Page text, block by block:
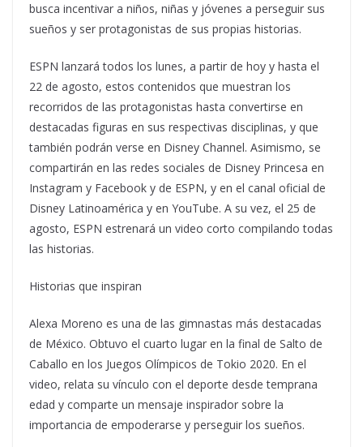
busca incentivar a niños, niñas y jóvenes a perseguir sus
sueños y ser protagonistas de sus propias historias.
ESPN lanzará todos los lunes, a partir de hoy y hasta el
22 de agosto, estos contenidos que muestran los
recorridos de las protagonistas hasta convertirse en
destacadas figuras en sus respectivas disciplinas, y que
también podrán verse en Disney Channel. Asimismo, se
compartirán en las redes sociales de Disney Princesa en
Instagram y Facebook y de ESPN, y en el canal oficial de
Disney Latinoamérica y en YouTube. A su vez, el 25 de
agosto, ESPN estrenará un video corto compilando todas
las historias.
Historias que inspiran
Alexa Moreno es una de las gimnastas más destacadas
de México. Obtuvo el cuarto lugar en la final de Salto de
Caballo en los Juegos Olímpicos de Tokio 2020. En el
video, relata su vínculo con el deporte desde temprana
edad y comparte un mensaje inspirador sobre la
importancia de empoderarse y perseguir los sueños.